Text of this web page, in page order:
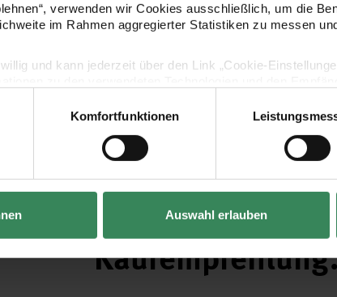
verwenden wir Cookies ausschließlich, um die
im Rahmen aggregierter Statistiken zu messen
und kann jederzeit über den Link „Cookie-
Vertrag widerrufen
Komfortfunktionen
Auswahl erlauben
Kaufempfehlung